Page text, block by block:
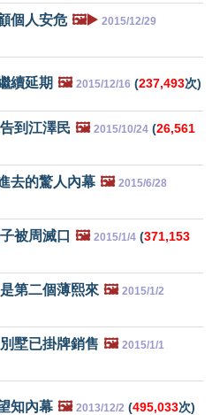
個人安危 🖼️▶️ 2015/12/29
續延期 🖼️ 2015/12/16 (237,493次)
到江澤民 🖼️ 2015/10/24 (26,561
去的驚人內幕 🖼️ 2015/6/28
被周滅口 🖼️ 2015/1/4 (371,153
第二個薄熙來 🖼️ 2015/1/2
墅已掛牌銷售 🖼️ 2015/1/1
知內幕 🖼️ 2013/12/2 (495,033次)